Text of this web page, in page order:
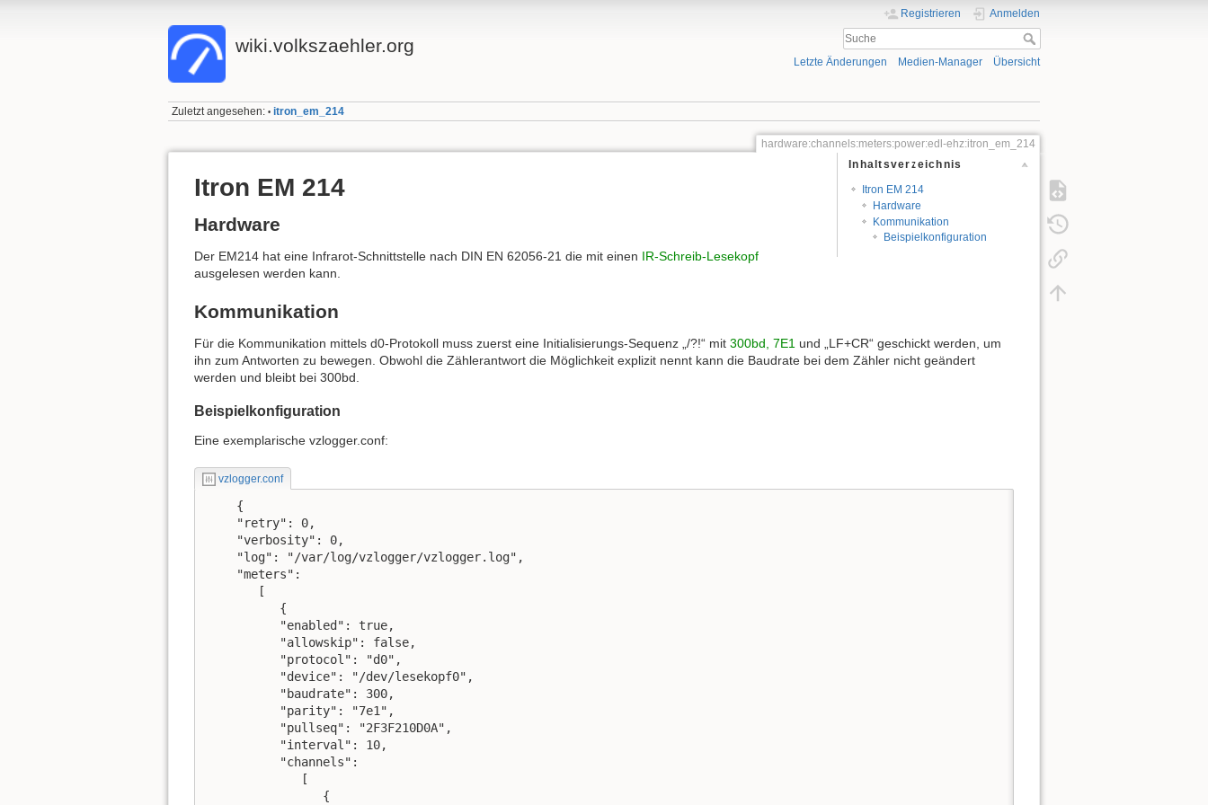
wiki.volkszaehler.org
Registrieren Anmelden
Letzte Änderungen Medien-Manager Übersicht
Zuletzt angesehen: • itron_em_214
hardware:channels:meters:power:edl-ehz:itron_em_214
Inhaltsverzeichnis
Itron EM 214
Hardware
Kommunikation
Beispielkonfiguration
Itron EM 214
Hardware
Der EM214 hat eine Infrarot-Schnittstelle nach DIN EN 62056-21 die mit einen IR-Schreib-Lesekopf
ausgelesen werden kann.
Kommunikation
Für die Kommunikation mittels d0-Protokoll muss zuerst eine Initialisierungs-Sequenz „/?!“ mit 300bd, 7E1 und „LF+CR“ geschickt werden, um
ihn zum Antworten zu bewegen. Obwohl die Zählerantwort die Möglichkeit explizit nennt kann die Baudrate bei dem Zähler nicht geändert
werden und bleibt bei 300bd.
Beispielkonfiguration
Eine exemplarische vzlogger.conf:
vzlogger.conf
    {
    "retry": 0,
    "verbosity": 0,
    "log": "/var/log/vzlogger/vzlogger.log",
    "meters":
       [
          {
          "enabled": true,
          "allowskip": false,
          "protocol": "d0",
          "device": "/dev/lesekopf0",
          "baudrate": 300,
          "parity": "7e1",
          "pullseq": "2F3F210D0A",
          "interval": 10,
          "channels":
             [
                {